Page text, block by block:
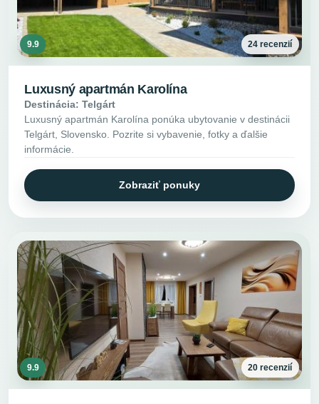
9.9 24 recenzií
Luxusný apartmán Karolína
Destinácia: Telgárt
Luxusný apartmán Karolína ponúka ubytovanie v destinácii
Telgárt, Slovensko. Pozrite si vybavenie, fotky a ďalšie
informácie.
Zobraziť ponuky
9.9 20 recenzií